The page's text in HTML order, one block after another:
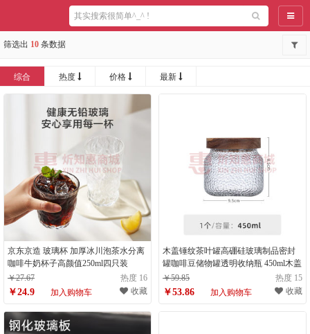
导航
筛选出 10 条数据
综合 热度 价格 最新
京东京造 玻璃杯 加厚冰川泡茶水分离
咖啡牛奶杯子高颜值250ml四只装
￥27.67
热度 16
￥24.9 加入购物车 收藏
木盖锤纹茶叶罐高硼硅玻璃制品密封
罐咖啡豆储物罐透明收纳瓶 450ml木盖
￥59.85
热度 15
￥53.86 加入购物车 收藏